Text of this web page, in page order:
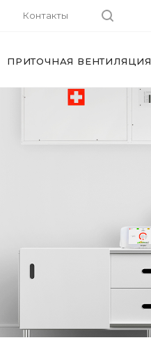
Контакты
ПРИТОЧНАЯ ВЕНТИЛЯЦИЯ